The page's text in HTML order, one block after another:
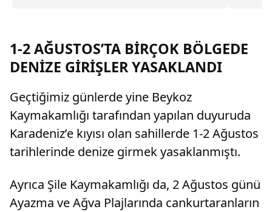
lira tazminat ödemesine karar verildi.
1-2 AĞUSTOS’TA BİRÇOK BÖLGEDE
DENİZE GİRİŞLER YASAKLANDI
Geçtiğimiz günlerde yine Beykoz
Kaymakamlığı tarafından yapılan duyuruda
Karadeniz’e kıyısı olan sahillerde 1-2 Ağustos
tarihlerinde denize girmek yasaklanmıştı.
Ayrıca Şile Kaymakamlığı da, 2 Ağustos günü
Ayazma ve Ağva Plajlarında cankurtaranların